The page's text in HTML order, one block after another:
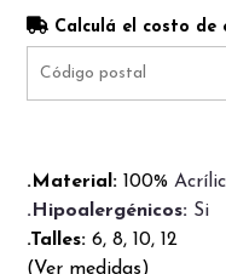
Calculá el costo de
.Material:100%
.Hipoalergénicos: Si
.Talles: 6, 8, 10, 12
(Ver medidas)